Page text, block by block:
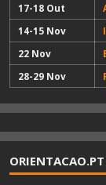
17-18 Out
14-15 Nov
22 Nov
28-29 Nov
ORIENTACAO.PT